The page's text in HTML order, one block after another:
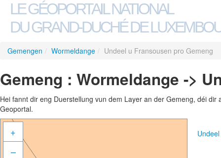
LE GÉOPORTAIL NATIONAL
DU GRAND-DUCHÉ DE
Gemengen / Wormeldange / Undeel u Fransousen pro Gemeng
Gemeng : Wormeldange ->
Hei fannt dir eng Duerstellung vun dem Layer an der Gemeng, déi
Geoportal.
+
–